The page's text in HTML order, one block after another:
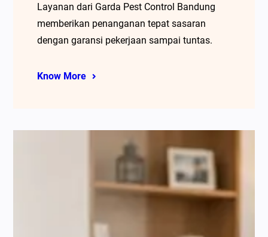
Layanan dari Garda Pest Control Bandung
memberikan penanganan tepat sasaran
dengan garansi pekerjaan sampai tuntas.
Know More